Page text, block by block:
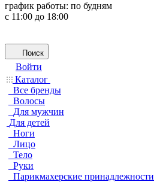
график работы: по будням
с 11:00 до 18:00
Поиск
Войти
Каталог
Все бренды
Волосы
Для мужчин
Для детей
Ноги
Лицо
Тело
Руки
Парикмахерские принадлежности